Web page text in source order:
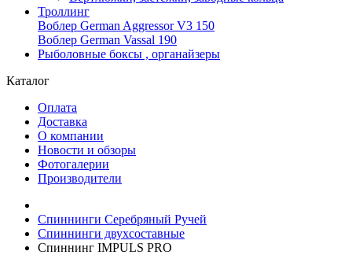
Троллинг
Воблер German Aggressor V3 150
Воблер German Vassal 190
Рыболовные боксы , органайзеры
Каталог
Оплата
Доставка
О компании
Новости и обзоры
Фотогалерии
Производители
Спиннинги Серебряный Ручей
Спиннинги двухсоставные
Спиннинг IMPULS PRO